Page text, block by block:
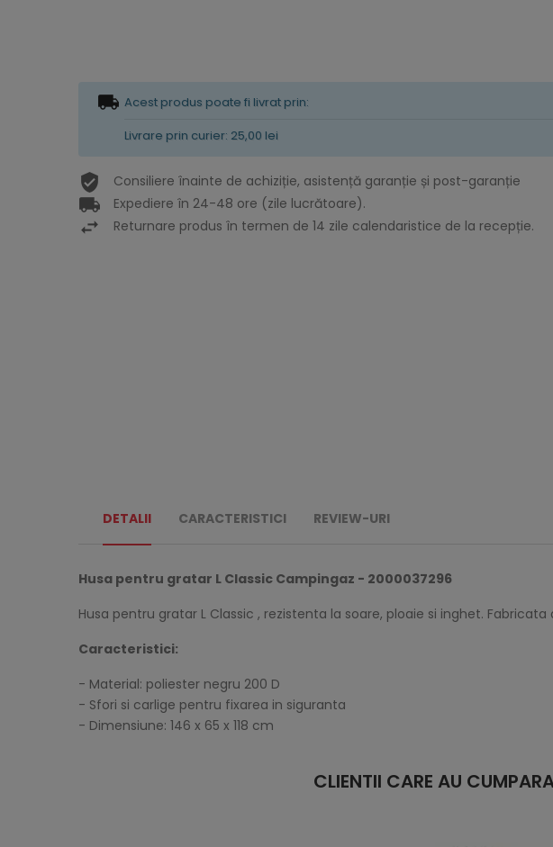
Acest produs poate fi livrat prin:
Livrare prin curier: 25,00 lei
Consiliere înainte de achiziție, asistență garanție și post-garanție
Expediere în 24-48 ore (zile lucrătoare).
Returnare produs în termen de 14 zile calendaristice de la recepție.
DETALII CARACTERISTICI REVIEW-URI
Husa pentru gratar L Classic Campingaz - 2000037296
Husa pentru gratar L Classic , rezistenta la soare, ploaie si inghet.
Caracteristici:
- Material: poliester negru 200 D
- Sfori si carlige pentru fixarea in siguranta
- Dimensiune: 146 x 65 x 118 cm
CLIENTII CARE AU